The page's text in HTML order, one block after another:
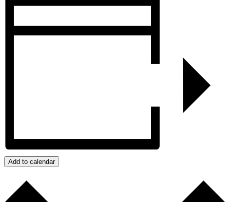
Add to calendar